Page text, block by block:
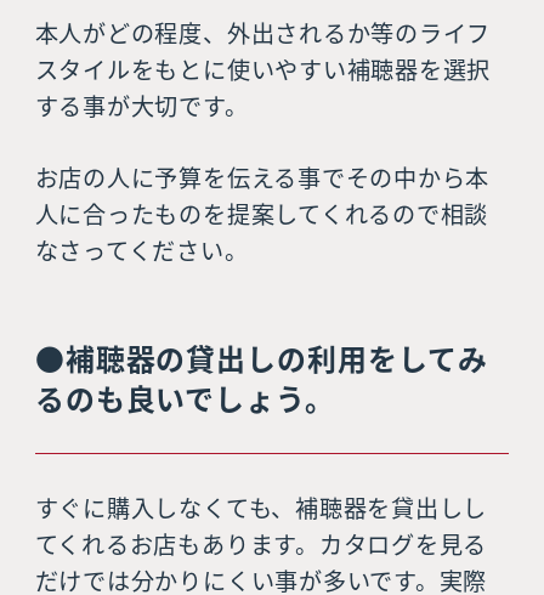
本人がどの程度、外出されるか等のライフ
スタイルをもとに使いやすい補聴器を選択
する事が大切です。
お店の人に予算を伝える事でその中から本
人に合ったものを提案してくれるので相談
なさってください。
●補聴器の貸出しの利用をしてみ
るのも良いでしょう。
すぐに購入しなくても、補聴器を貸出しし
てくれるお店もあります。カタログを見る
だけでは分かりにくい事が多いです。実際